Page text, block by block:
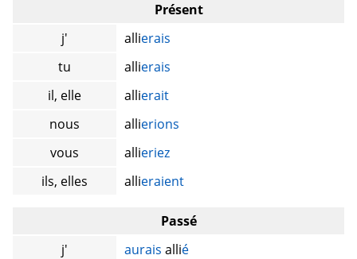
Présent
j'
allierais
tu
allierais
il, elle
allierait
nous
allierions
vous
allieriez
ils, elles
allieraient
Passé
j'
aurais allié